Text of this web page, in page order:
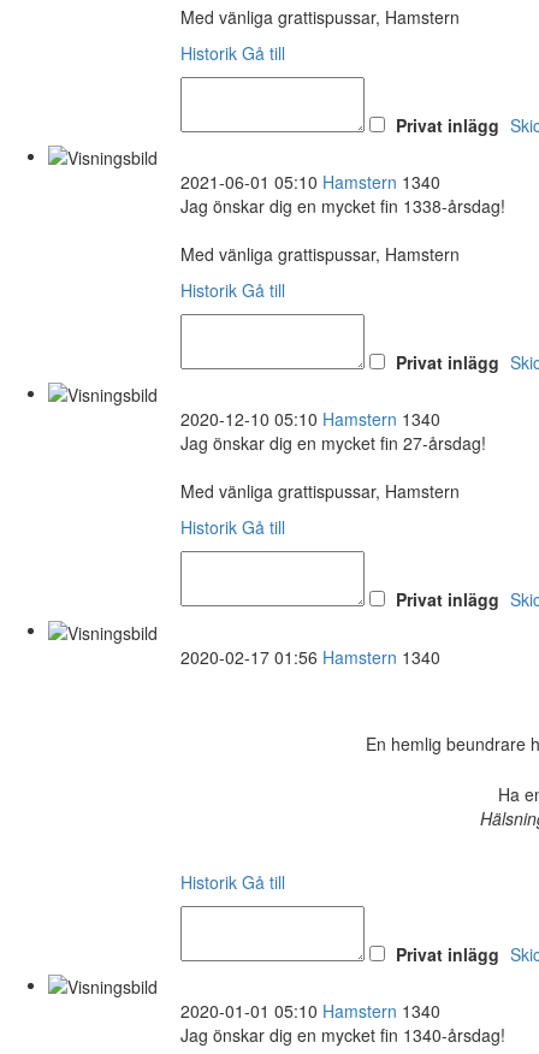
Med vänliga grattispussar, Hamstern
Historik Gå till
Privat inlägg
2021-06-01 05:10 Hamstern 1340
Jag önskar dig en mycket fin 1338-årsdag!
Med vänliga grattispussar, Hamstern
Historik Gå till
Privat inlägg
2020-12-10 05:10 Hamstern 1340
Jag önskar dig en mycket fin 27-årsdag!
Med vänliga grattispussar, Hamstern
Historik Gå till
Privat inlägg
2020-02-17 01:56 Hamstern 1340
En hemlig beundrare
Ha
Historik Gå till
Privat inlägg
2020-01-01 05:10 Hamstern 1340
Jag önskar dig en mycket fin 1340-årsdag!